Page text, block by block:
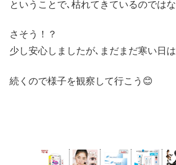
ということで､枯れてきているのではな
さそう！？
少し安心しましたが､まだまだ寒い日は
続くので様子を観察して行こう😊